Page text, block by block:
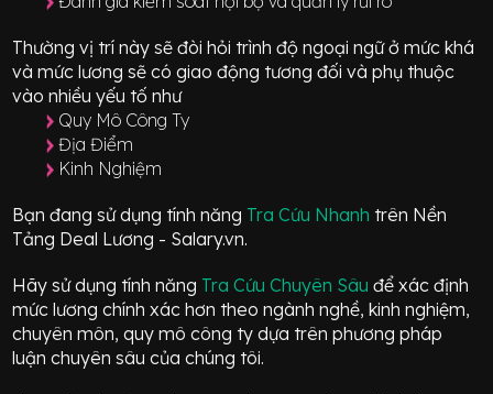
Thường vị trí này sẽ đòi hỏi trình độ ngoại ngữ ở mứckhá
và mức lương sẽ có giao động tương đối và phụ thuộc
vào nhiều yếu tố như
Quy Mô Công Ty
Địa Điểm
Kinh Nghiệm
Bạn đang sử dụng tính năng Tra Cứu Nhanh trên Nền
Tảng Deal Lương - Salary.vn.
Hãy sử dụng tính năng Tra Cứu Chuyên Sâuđể xác định
mức lương chính xác hơn theo ngành nghề, kinh nghiệm,
chuyên môn, quy mô công ty dựa trên phương pháp
luận chuyên sâu của chúng tôi.